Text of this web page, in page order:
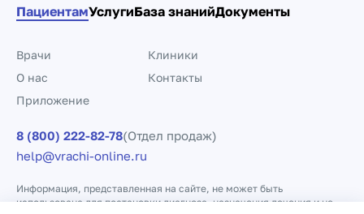
ПациентамУслугиБаза знанийДокументы
Врачи
Клиники
О нас
Контакты
Приложение
8 (800) 222-82-78(Отдел продаж)
help@vrachi-online.ru
Информация, представленная на сайте, не может быть
использована для постановки диагноза, назначения лечения и не